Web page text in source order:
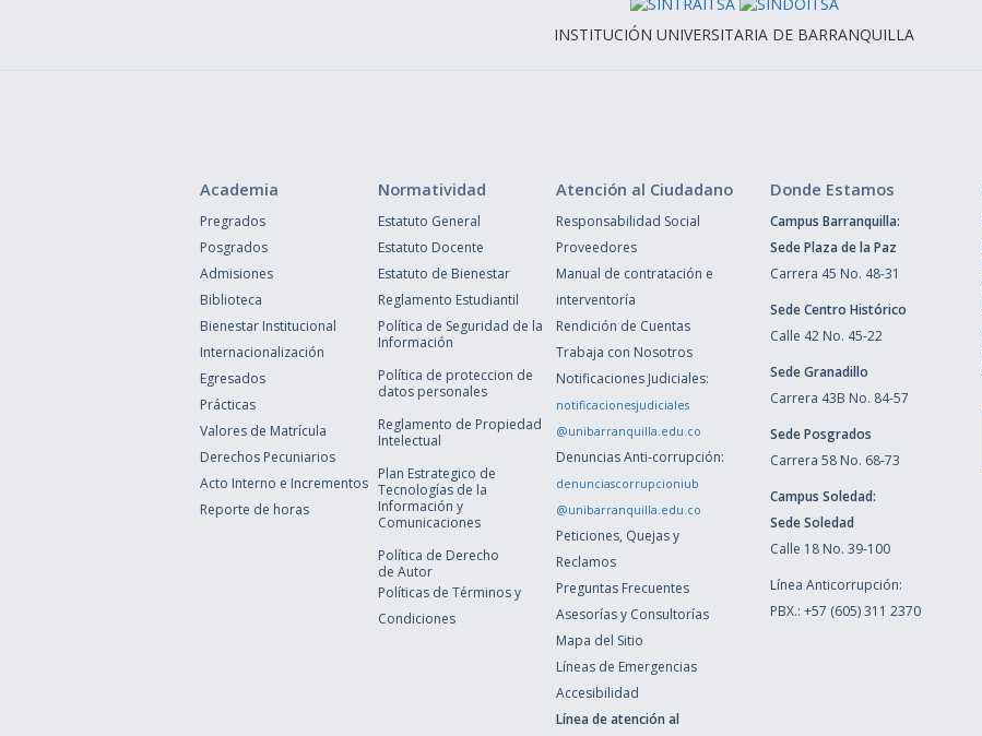
INSTITUCIÓN UNIVERSITARIA DE BARRANQUILLA
Academia
Pregrados
Posgrados
Admisiones
Biblioteca
Bienestar Institucional
Internacionalización
Egresados
Prácticas
Valores de Matrícula
Derechos Pecuniarios
Acto Interno e Incrementos
Reporte de horas
Normatividad
Estatuto General
Estatuto Docente
Estatuto de Bienestar
Reglamento Estudiantil
Política de Seguridad de la
Información
Política de proteccion de
datos personales
Reglamento de Propiedad
Intelectual
Plan Estrategico de
Tecnologías de la
Información y
Comunicaciones
Política de Derecho
de Autor
Políticas de Términos y
Condiciones
Atención al Ciudadano
Responsabilidad Social
Proveedores
Manual de contratación e
interventoría
Rendición de Cuentas
Trabaja con Nosotros
Notificaciones Judiciales:
notificacionesjudiciales
@unibarranquilla.edu.co
Denuncias Anti-corrupción:
denunciascorrupcioniub
@unibarranquilla.edu.co
Peticiones, Quejas y
Reclamos
Preguntas Frecuentes
Asesorías y Consultorías
Mapa del Sitio
Líneas de Emergencias
Accesibilidad
Línea de atención al
Donde Estamos
Campus Barranquilla:
Sede Plaza de la Paz
Carrera 45 No. 48-31
Sede Centro Histórico
Calle 42 No. 45-22
Sede Granadillo
Carrera 43B No. 84-57
Sede Posgrados
Carrera 58 No. 68-73
Campus Soledad:
Sede Soledad
Calle 18 No. 39-100
Línea Anticorrupción:
PBX.: +57 (605) 311 2370